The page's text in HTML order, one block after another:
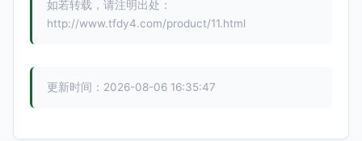
如若转载，请注明出处：
http://www.tfdy4.com/product/11.html
更新时间：2026-08-06 16:35:47